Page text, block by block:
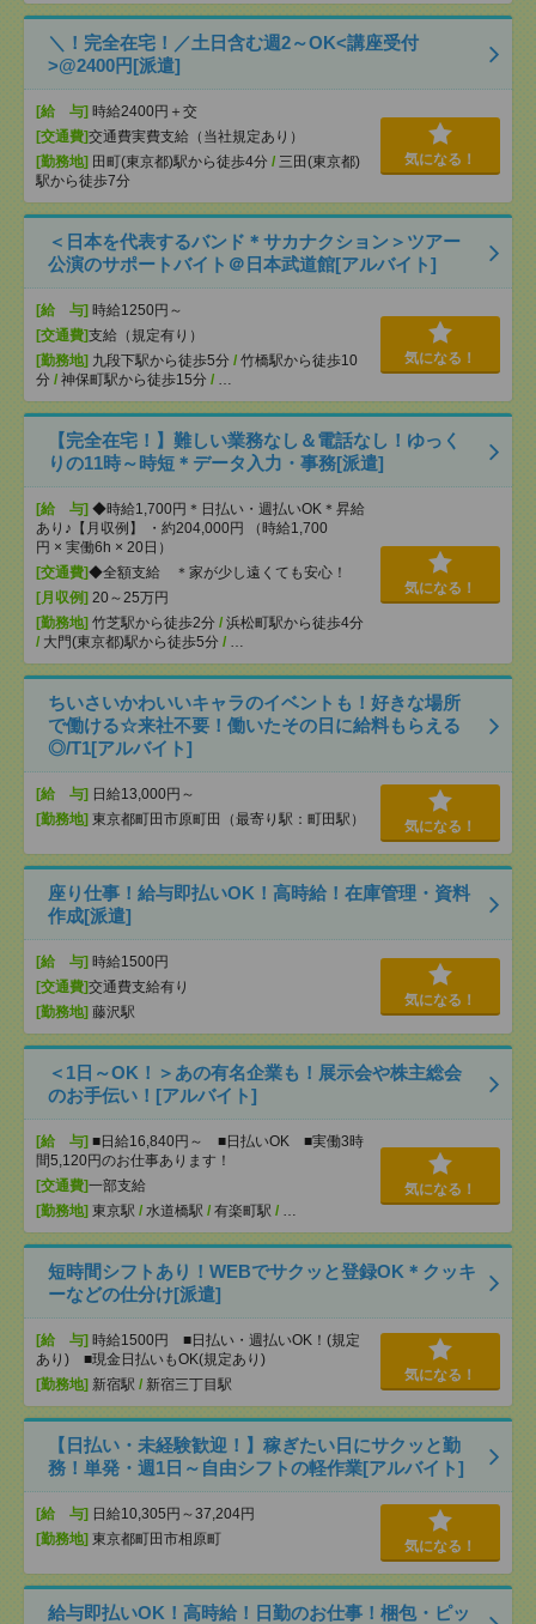
＼！完全在宅！／土日含む週2～OK<講座受付
>@2400円[派遣]
[給 与] 時給2400円＋交
[交通費]交通費実費支給（当社規定あり）
[勤務地] 田町(東京都)駅から徒歩4分 / 三田(東京都)
駅から徒歩7分
気になる！
＜日本を代表するバンド＊サカナクション＞ツアー
公演のサポートバイト＠日本武道館[アルバイト]
[給 与] 時給1250円～
[交通費]支給（規定有り）
[勤務地] 九段下駅から徒歩5分 / 竹橋駅から徒歩10
分 / 神保町駅から徒歩15分 / …
気になる！
【完全在宅！】難しい業務なし＆電話なし！ゆっく
りの11時～時短＊データ入力・事務[派遣]
[給 与] ◆時給1,700円＊日払い・週払いOK＊昇給
あり♪【月収例】 ・約204,000円 （時給1,700
円 × 実働6h × 20日）
[交通費]◆全額支給 ＊家が少し遠くても安心！
[月収例] 20～25万円
[勤務地] 竹芝駅から徒歩2分 / 浜松町駅から徒歩4分
/ 大門(東京都)駅から徒歩5分 / …
気になる！
ちいさいかわいいキャラのイベントも！好きな場所
で働ける☆来社不要！働いたその日に給料もらえる
◎/T1[アルバイト]
[給 与] 日給13,000円～
[勤務地] 東京都町田市原町田（最寄り駅：町田駅） 気になる！
座り仕事！給与即払いOK！高時給！在庫管理・資料
作成[派遣]
[給 与] 時給1500円
[交通費]交通費支給有り
[勤務地] 藤沢駅
気になる！
＜1日～OK！＞あの有名企業も！展示会や株主総会
のお手伝い！[アルバイト]
[給 与] ■日給16,840円～ ■日払いOK ■実働3時
間5,120円のお仕事あります！
[交通費]一部支給
[勤務地] 東京駅 / 水道橋駅 / 有楽町駅 / …
気になる！
短時間シフトあり！WEBでサクッと登録OK＊クッキ
ーなどの仕分け[派遣]
[給 与] 時給1500円 ■日払い・週払いOK！(規定
あり) ■現金日払いもOK(規定あり)
[勤務地] 新宿駅 / 新宿三丁目駅
気になる！
【日払い・未経験歓迎！】稼ぎたい日にサクッと勤
務！単発・週1日～自由シフトの軽作業[アルバイト]
[給 与] 日給10,305円～37,204円
[勤務地] 東京都町田市相原町 気になる！
給与即払いOK！高時給！日勤のお仕事！梱包・ピッ